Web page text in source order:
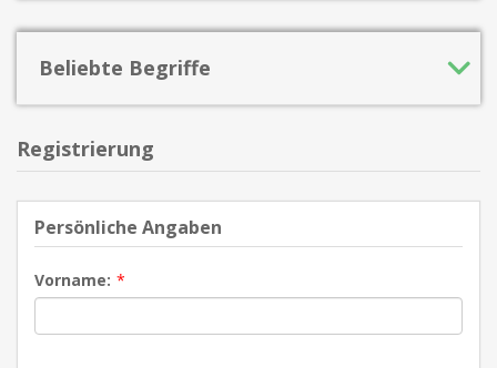
Beliebte Begriffe
Registrierung
Persönliche Angaben
Vorname: *